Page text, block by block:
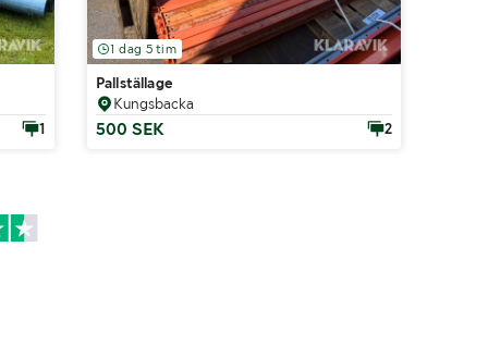
1
1 dag 5 tim
Pallställage
Kungsbacka
500 SEK 2